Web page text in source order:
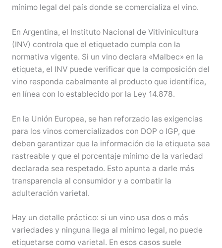
mínimo legal del país donde se comercializa el vino.
En Argentina, el Instituto Nacional de Vitivinicultura
(INV) controla que el etiquetado cumpla con la
normativa vigente. Si un vino declara «Malbec» en la
etiqueta, el INV puede verificar que la composición del
vino responda cabalmente al producto que identifica,
en línea con lo establecido por la Ley 14.878.
En la Unión Europea, se han reforzado las exigencias
para los vinos comercializados con DOP o IGP, que
deben garantizar que la información de la etiqueta sea
rastreable y que el porcentaje mínimo de la variedad
declarada sea respetado. Esto apunta a darle más
transparencia al consumidor y a combatir la
adulteración varietal.
Hay un detalle práctico: si un vino usa dos o más
variedades y ninguna llega al mínimo legal, no puede
etiquetarse como varietal. En esos casos suele